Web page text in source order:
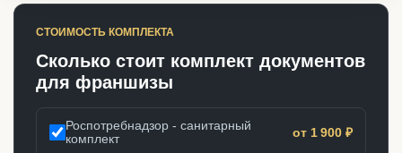
СТОИМОСТЬ КОМПЛЕКТА
Сколько стоит комплект документов
для франшизы
Роспотребнадзор - санитарный
комплект
от 1 900 ₽